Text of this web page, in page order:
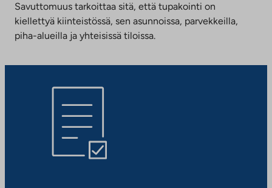
Savuttomuus tarkoittaa sitä, että tupakointi on
kiellettyä kiinteistössä, sen asunnoissa, parvekkeilla,
piha-alueilla ja yhteisissä tiloissa.